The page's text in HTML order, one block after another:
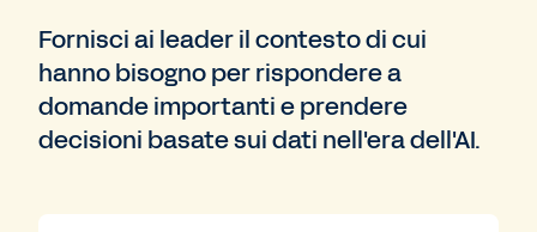
Fornisci ai leader il contesto di cui
hanno bisogno per rispondere a
domande importanti e prendere
decisioni basate sui dati nell'era dell'AI.